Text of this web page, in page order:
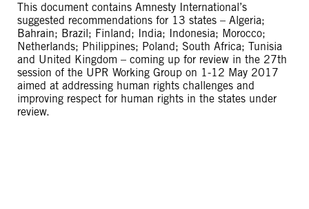
This document contains Amnesty International’s
suggested recommendations for 13 states – Algeria;
Bahrain; Brazil; Finland; India; Indonesia; Morocco;
Netherlands; Philippines; Poland; South Africa; Tunisia
and United Kingdom – coming up for review in the 27th
session of the UPR Working Group on 1-12 May 2017
aimed at addressing human rights challenges and
improving respect for human rights in the states under
review.